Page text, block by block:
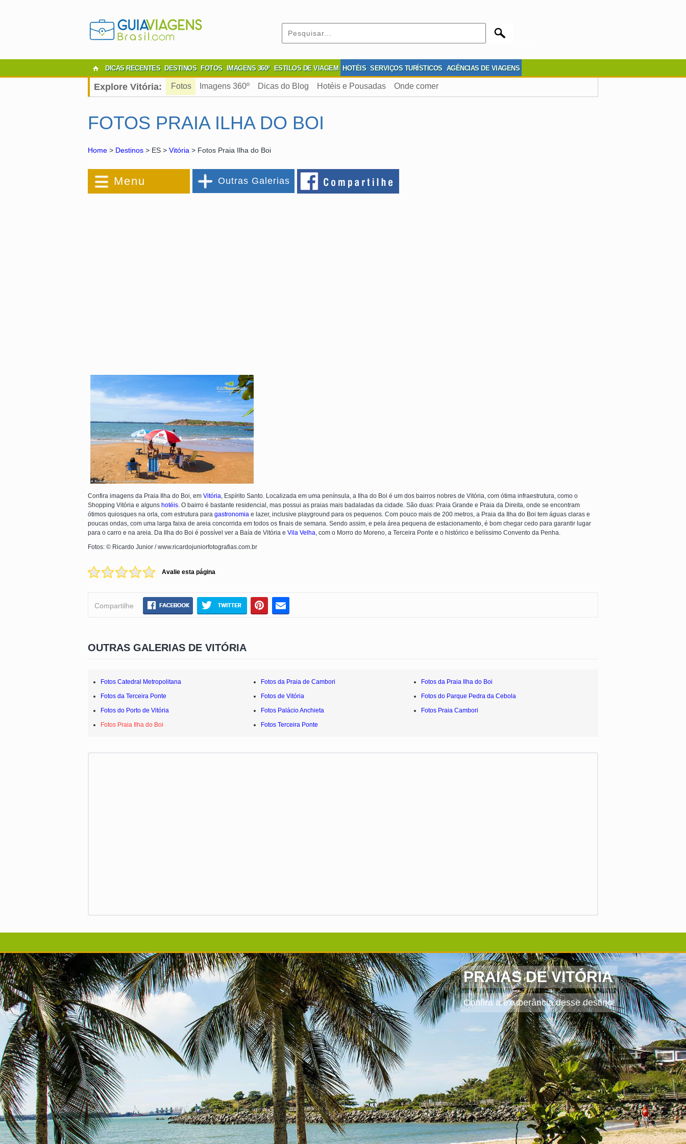
DICAS RECENTES DESTINOS FOTOS IMAGENS 360º ESTILOS DE VIAGEM HOTÉIS SERVIÇOS TURÍSTICOS AGÊNCIAS DE VIAGENS
Explore Vitória: Fotos Imagens 360º Dicas do Blog Hotéis e Pousadas Onde comer
FOTOS PRAIA ILHA DO BOI
Home > Destinos > ES > Vitória > Fotos Praia Ilha do Boi
Menu Outras Galerias
Confira imagens da Praia Ilha do Boi, em Vitória, Espírito Santo. Localizada em uma península, a Ilha do Boi é um dos bairros nobres de Vitória, com ótima infraestrutura, como o
Shopping Vitória e alguns hotéis. O bairro é bastante residencial, mas possui as praias mais badaladas da cidade. São duas: Praia Grande e Praia da Direita, onde se encontram
ótimos quiosques na orla, com estrutura para gastronomia e lazer, inclusive playground para os pequenos. Com pouco mais de 200 metros, a Praia da Ilha do Boi tem águas claras e
poucas ondas, com uma larga faixa de areia concorrida em todos os finais de semana. Sendo assim, e pela área pequena de estacionamento, é bom chegar cedo para garantir lugar
para o carro e na areia. Da Ilha do Boi é possível ver a Baía de Vitória e Vila Velha, com o Morro do Moreno, a Terceira Ponte e o histórico e belíssimo Convento da Penha.
Fotos: © Ricardo Junior / www.ricardojuniorfotografias.com.br
Avalie esta página
Compartilhe
OUTRAS GALERIAS DE VITÓRIA
Fotos Catedral Metropolitana Fotos da Praia de Cambori
Fotos da Praia Ilha do Boi
Fotos da Terceira Ponte
Fotos de Vitória
Fotos do Parque Pedra da Cebola
Fotos do Porto de Vitória
Fotos Palácio Anchieta
Fotos Praia Cambori
Fotos Praia Ilha do Boi
Fotos Terceira Ponte
PRAIAS DE VITÓRIA
Confira a exuberância desse destino!